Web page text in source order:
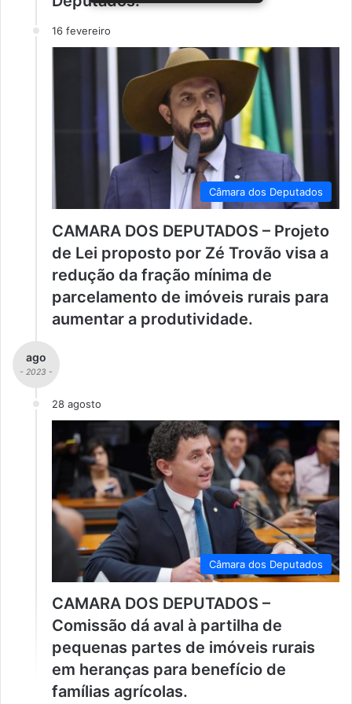
16 fevereiro
Câmara dos Deputados
CAMARA DOS DEPUTADOS – Projeto
de Lei proposto por Zé Trovão visa a
redução da fração mínima de
parcelamento de imóveis rurais para
aumentar a produtividade.
ago
- 2023 -
28 agosto
Câmara dos Deputados
CAMARA DOS DEPUTADOS –
Comissão dá aval à partilha de
pequenas partes de imóveis rurais
em heranças para benefício de
famílias agrícolas.